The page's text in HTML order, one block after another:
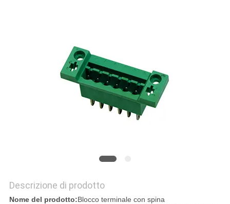
Descrizione di prodotto
Nome del prodotto:Blocco terminale con spina